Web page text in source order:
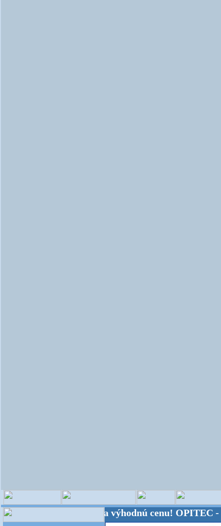
- Kvalita za výhodnú cenu! OPITEC -